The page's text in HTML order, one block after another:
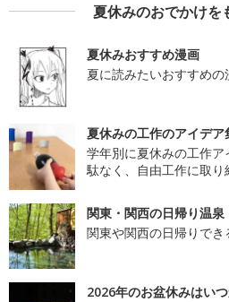
夏休みのおでかけを
夏休みおすすめ漫画
夏に読みたいおすすめの
夏休みの工作のアイデア
学年別に夏休みの工作
駄なく、自由工作に取り
関東・関西の日帰り温泉
関東や関西の日帰りで
2026年のお盆休みはい